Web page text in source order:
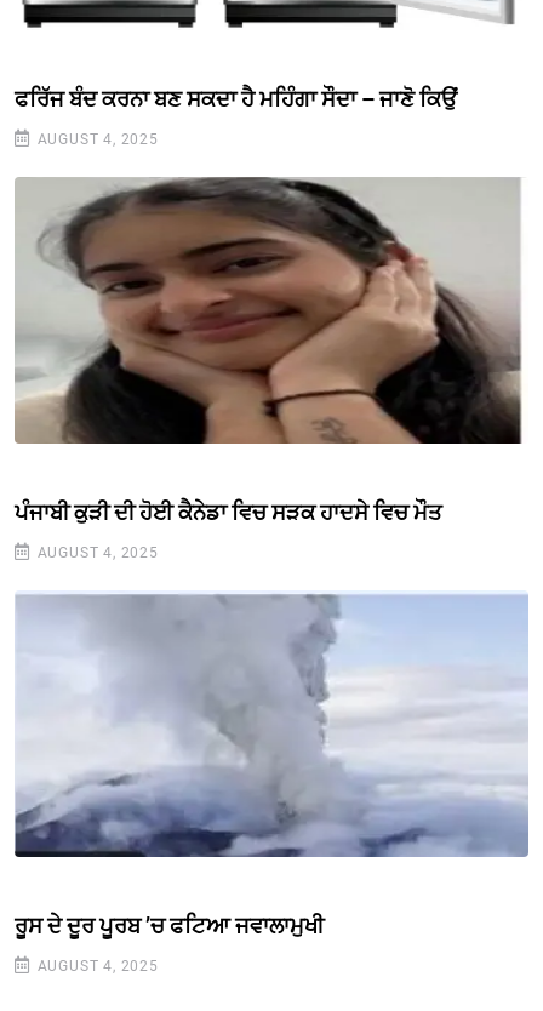
ਫਰਿੱਜ ਬੰਦ ਕਰਨਾ ਬਣ ਸਕਦਾ ਹੈ ਮਹਿੰਗਾ ਸੌਦਾ – ਜਾਣੋ ਕਿਉਂ
AUGUST 4, 2025
ਪੰਜਾਬੀ ਕੁੜੀ ਦੀ ਹੋਈ ਕੈਨੇਡਾ ਵਿਚ ਸੜਕ ਹਾਦਸੇ ਵਿਚ ਮੌਤ
AUGUST 4, 2025
ਰੂਸ ਦੇ ਦੂਰ ਪੂਰਬ ’ਚ ਫਟਿਆ ਜਵਾਲਾਮੁਖੀ
AUGUST 4, 2025